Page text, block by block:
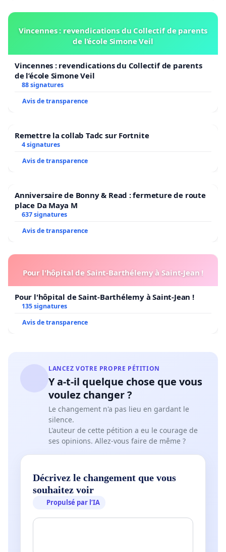
Vincennes : revendications du Collectif de parents
de l’école Simone Veil
Vincennes : revendications du Collectif de parents
de l’école Simone Veil
88 signatures
Avis de transparence
Remettre la collab Tadc sur Fortnite
4 signatures
Avis de transparence
Anniversaire de Bonny & Read : fermeture de route
place Da Maya M
637 signatures
Avis de transparence
Pour l'hôpital de Saint-Barthélemy à Saint-Jean !
Pour l'hôpital de Saint-Barthélemy à Saint-Jean !
135 signatures
Avis de transparence
LANCEZ VOTRE PROPRE PÉTITION
Y a-t-il quelque chose que vous
voulez changer ?
Le changement n'a pas lieu en gardant le
silence.
L'auteur de cette pétition a eu le courage de
ses opinions. Allez-vous faire de même ?
Décrivez le changement que vous
souhaitez voir
Propulsé par l’IA